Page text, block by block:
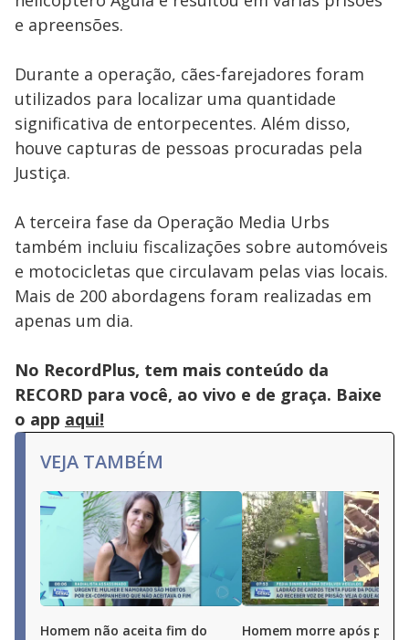
e apreensões.
Durante a operação, cães-farejadores foram
utilizados para localizar uma quantidade
significativa de entorpecentes. Além disso,
houve capturas de pessoas procuradas pela
Justiça.
A terceira fase da Operação Media Urbs
também incluiu fiscalizações sobre automóveis
e motocicletas que circulavam pelas vias locais.
Mais de 200 abordagens foram realizadas em
apenas um dia.
No RecordPlus, tem mais conteúdo da
RECORD para você, ao vivo e de graça. Baixe
o app aqui!
VEJA TAMBÉM
Homem não aceita fim do
Homem morre após